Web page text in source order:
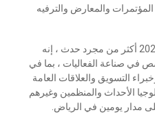
والمعارض والترفيه
يعد معرض المناسبات السعودية 2025 أكثر من مجرد حدث ، إنه
مع 5000+ متخصص في صناعة الفعاليات ، بما في
التسويق والعلاقات العامة
الأحداث والمنظمين وغيرهم
مدار يومين في الرياض.